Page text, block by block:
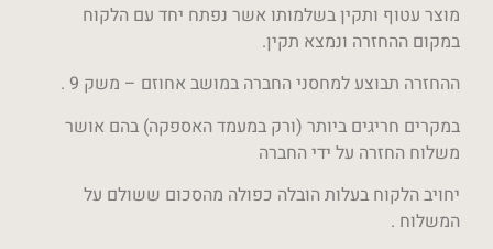
מוצר עטוף ותקין בשלמותו אשר נפתח יחד עם הלקוח
במקום ההחזרה ונמצא תקין.
ההחזרה תבוצע למחסני החברה במושב אחוזם – משק 9 .
במקרים חריגים ביותר (ורק במעמד האספקה) בהם אושר
משלוח החזרה על ידי החברה
יחויב הלקוח בעלות הובלה כפולה מהסכום ששולם על
המשלוח .